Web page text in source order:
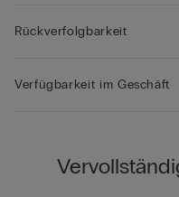
Rückverfolgbarkeit
Verfügbarkeit im Geschäft